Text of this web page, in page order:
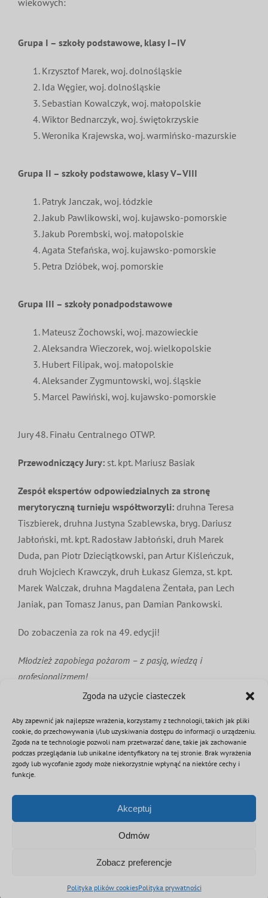
Zgoda na użycie ciasteczek
Aby zapewnić jak najlepsze wrażenia, korzystamy z technologii, takich jak pliki
cookie, do przechowywania i/lub uzyskiwania dostępu do informacji o urządzeniu.
Zgoda na te technologie pozwoli nam przetwarzać dane, takie jak zachowanie
podczas przeglądania lub unikalne identyfikatory na tej stronie. Brak wyrażenia
zgody lub wycofanie zgody może niekorzystnie wpłynąć na niektóre cechy i
funkcje.
Akceptuj
Odmów
Zobacz preferencje
Polityka plików cookiesPolityka prywatności
wiekowych:
Grupa I – szkoły podstawowe, klasy I–IV
Krzysztof Marek, woj. dolnośląskie
Ida Węgier, woj. dolnośląskie
Sebastian Kowalczyk, woj. małopolskie
Wiktor Bednarczyk, woj. świętokrzyskie
Weronika Krajewska, woj. warmińsko-mazurskie
Grupa II – szkoły podstawowe, klasy V–VIII
Patryk Janczak, woj. łódzkie
Jakub Pawlikowski, woj. kujawsko-pomorskie
Jakub Porembski, woj. małopolskie
Agata Stefańska, woj. kujawsko-pomorskie
Petra Dzióbek, woj. pomorskie
Grupa III – szkoły ponadpodstawowe
Mateusz Żochowski, woj. mazowieckie
Aleksandra Wieczorek, woj. wielkopolskie
Hubert Filipak, woj. małopolskie
Aleksander Zygmuntowski, woj. śląskie
Marcel Pawiński, woj. kujawsko-pomorskie
Jury 48. Finału Centralnego OTWP.
Przewodniczący Jury: st. kpt. Mariusz Basiak
Zespół ekspertów odpowiedzialnych za stronę
merytoryczną turnieju współtworzyli: druhna Teresa
Tiszbierek, druhna Justyna Szablewska, bryg. Dariusz
Jabłoński, mł. kpt. Radosław Jabłoński, druh Marek
Duda, pan Piotr Dzieciątkowski, pan Artur Kiśleńczuk,
druh Wojciech Krawczyk, druh Łukasz Giemza, st. kpt.
Marek Walczak, druhna Magdalena Żentała, pan Lech
Janiak, pan Tomasz Janus, pan Damian Pankowski.
Do zobaczenia za rok na 49. edycji!
Młodzież zapobiega pożarom – z pasją, wiedzą i
profesjonalizmem!
9 czerwca 2026 | Kategorie:Aktualności ,OTWP
Podziel się tą informacją
LinkedInWhatsApp